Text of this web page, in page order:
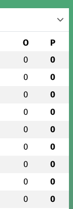
O P
0 0
0 0
0 0
0 0
0 0
0 0
0 0
0 0
0 0